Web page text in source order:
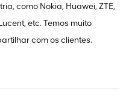
como Nokia, Huawei, ZTE,
etc. Temos muito
com os clientes.